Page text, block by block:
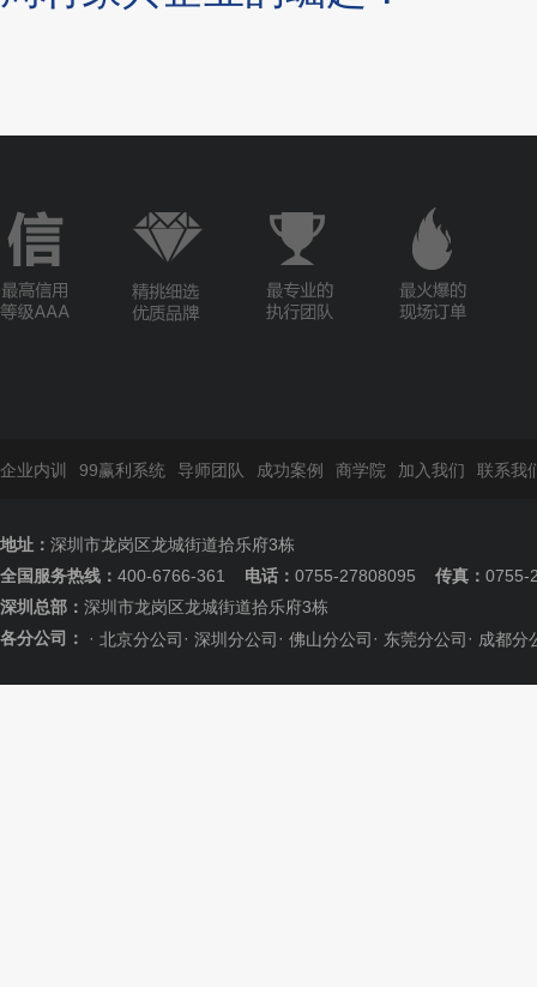
企业内训 99赢利系统 导师团队 成功案例 商学院 加入我们 联系我
地址： 深圳市龙岗区龙城街道拾乐府3栋
全国服务热线： 400-6766-361 电话： 0755-27808095 传真： 0755-
深圳总部： 深圳市龙岗区龙城街道拾乐府3栋
各分公司：
· 北京分公司 · 深圳分公司 · 佛山分公司 · 东莞分公司 · 成都分